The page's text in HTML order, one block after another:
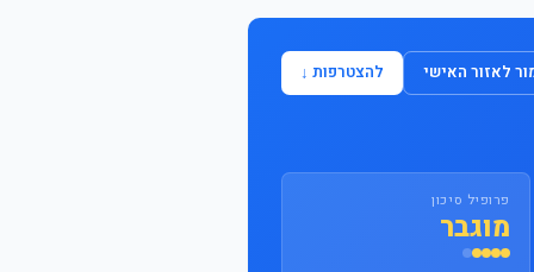
השוואת בתי השקעות למסחר עצמאי
מאמרים ומדריכים לאזור האישי להצטרפות ↓
פרופיל סיכון
מוגבר